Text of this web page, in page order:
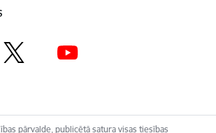
pārvalde, publicētā satura visas tiesības